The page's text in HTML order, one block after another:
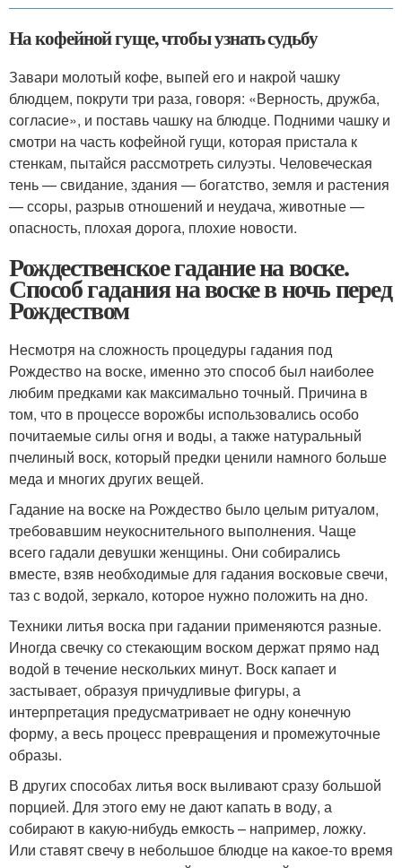
На кофейной гуще, чтобы узнать судьбу
Завари молотый кофе, выпей его и накрой чашку
блюдцем, покрути три раза, говоря: «Верность, дружба,
согласие», и поставь чашку на блюдце. Подними чашку и
смотри на часть кофейной гущи, которая пристала к
стенкам, пытайся рассмотреть силуэты. Человеческая
тень — свидание, здания — богатство, земля и растения
— ссоры, разрыв отношений и неудача, животные —
опасность, плохая дорога, плохие новости.
Рождественское гадание на воске.
Способ гадания на воске в ночь перед
Рождеством
Несмотря на сложность процедуры гадания под
Рождество на воске, именно это способ был наиболее
любим предками как максимально точный. Причина в
том, что в процессе ворожбы использовались особо
почитаемые силы огня и воды, а также натуральный
пчелиный воск, который предки ценили намного больше
меда и многих других вещей.
Гадание на воске на Рождество было целым ритуалом,
требовавшим неукоснительного выполнения. Чаще
всего гадали девушки женщины. Они собирались
вместе, взяв необходимые для гадания восковые свечи,
таз с водой, зеркало, которое нужно положить на дно.
Техники литья воска при гадании применяются разные.
Иногда свечку со стекающим воском держат прямо над
водой в течение нескольких минут. Воск капает и
застывает, образуя причудливые фигуры, а
интерпретация предусматривает не одну конечную
форму, а весь процесс превращения и промежуточные
образы.
В других способах литья воск выливают сразу большой
порцией. Для этого ему не дают капать в воду, а
собирают в какую-нибудь емкость – например, ложку.
Или ставят свечу в небольшое блюдце на какое-то время